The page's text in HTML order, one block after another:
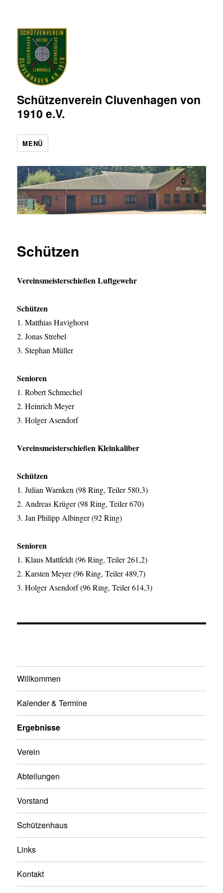
Schützenverein Cluvenhagen von
1910 e.V.
MENÜ
Schützen
Vereinsmeisterschießen Luftgewehr
Schützen
1. Matthias Havighorst
2. Jonas Strebel
3. Stephan Müller
Senioren
1. Robert Schmechel
2. Heinrich Meyer
3. Holger Asendorf
Vereinsmeisterschießen Kleinkaliber
Schützen
1. Julian Warnken (98 Ring, Teiler 580,3)
2. Andreas Krüger (98 Ring, Teiler 670)
3. Jan Philipp Albinger (92 Ring)
Senioren
1. Klaus Mattfeldt (96 Ring, Teiler 261,2)
2. Karsten Meyer (96 Ring, Teiler 489,7)
3. Holger Asendorf (96 Ring, Teiler 614,3)
Willkommen
Kalender & Termine
Ergebnisse
Verein
Abteilungen
Vorstand
Schützenhaus
Links
Kontakt